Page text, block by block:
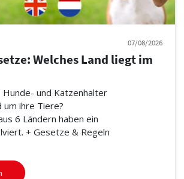
07/08/2026
Welches Land liegt im
Hunde- und Katzenhalter
um ihre Tiere?
6 Ländern haben ein
+ Gesetze & Regeln